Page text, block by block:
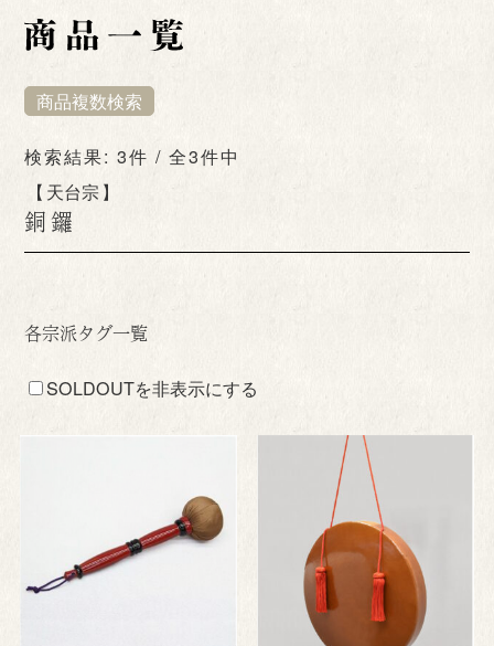
商品複数検索
銅鑼
天台宗
検索結果: 3件 / 全3件中
各宗派タグ一覧
SOLDOUTを非表示にする